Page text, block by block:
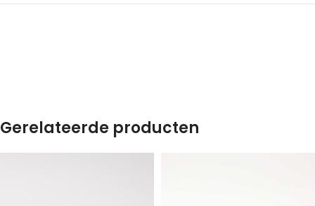
Gerelateerde producten